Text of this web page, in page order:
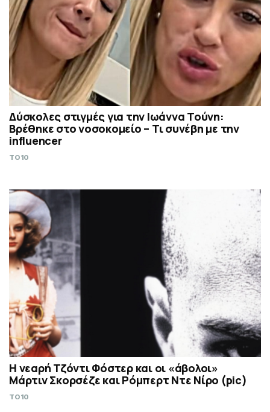
Δύσκολες στιγμές για την Ιωάννα Τούνη:
Βρέθηκε στο νοσοκομείο – Τι συνέβη με την
influencer
TO10
Η νεαρή Τζόντι Φόστερ και οι «άβολοι»
Μάρτιν Σκορσέζε και Ρόμπερτ Ντε Νίρο (pic)
TO10